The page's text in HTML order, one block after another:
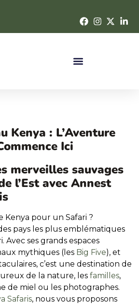
: L’Aventure
Ici
merveilles sauvages
l’Est avec Annest
Kenya pour un Safari ?
pays les plus emblématiques
Avec ses grands espaces
mythiques (les Big Five), et
c’est une destination de
de la nature, les familles,
de miel ou les photographes.
Safaris, nous vous proposons